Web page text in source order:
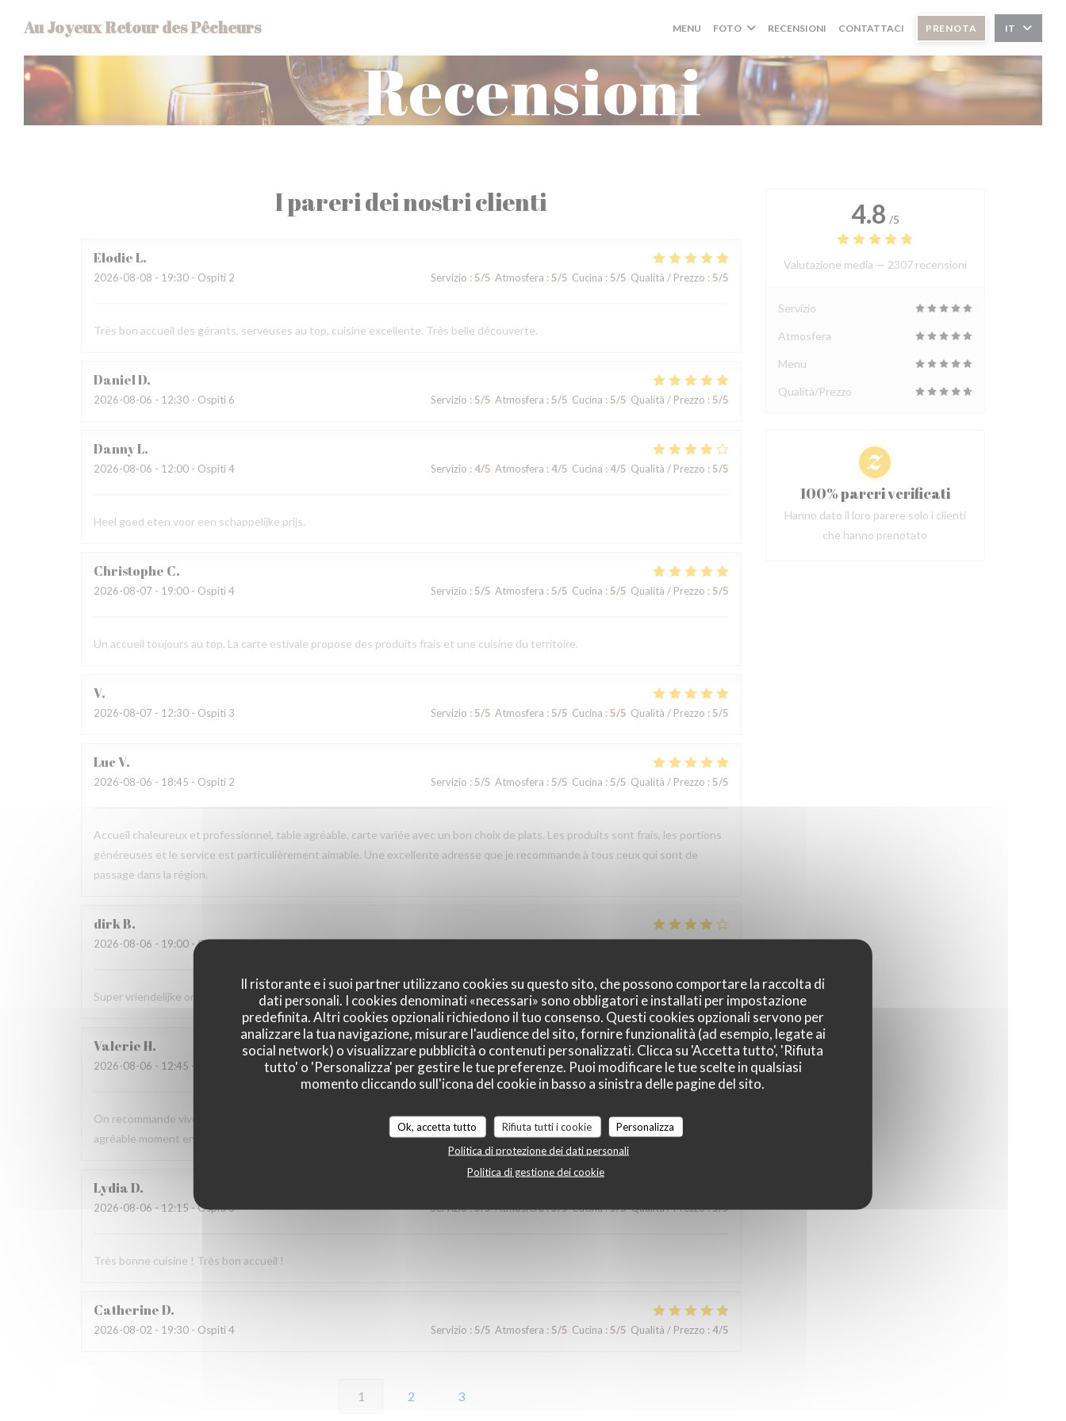
Il ristorante e i suoi partner utilizzano cookies su questo sito, che possono comportare la raccolta di
dati personali. I cookies denominati «necessari» sono obbligatori e installati per impostazione
predefinita. Altri cookies opzionali richiedono il tuo consenso. Questi cookies opzionali servono per
analizzare la tua navigazione, misurare l'audience del sito, fornire funzionalità (ad esempio, legate ai
social network) o visualizzare pubblicità o contenuti personalizzati. Clicca su 'Accetta tutto', 'Rifiuta
tutto' o 'Personalizza' per gestire le tue preferenze. Puoi modificare le tue scelte in qualsiasi
momento cliccando sull'icona del cookie in basso a sinistra delle pagine del sito.
Ok, accetta tutto Rifiuta tutti i cookie
Personalizza
Politica di protezione dei dati personali
Politica di gestione dei cookie
Au Joyeux Retour des Pêcheurs MENU FOTO RECENSIONI CONTATTACI PRENOTA IT
Recensioni
I pareri dei nostri clienti
ElodieL
2026-08-08 - 19:30 - Ospiti 2 Servizio : 5/5 Atmosfera : 5/5 Cucina : 5/5 Qualità / Prezzo : 5/5
Très bon accueil des gérants, serveuses au top, cuisine excellente. Très belle découverte.
DanielD
2026-08-06 - 12:30 - Ospiti 6 Servizio : 5/5 Atmosfera : 5/5 Cucina : 5/5 Qualità / Prezzo : 5/5
DannyL
2026-08-06 - 12:00 - Ospiti 4 Servizio : 4/5 Atmosfera : 4/5 Cucina : 4/5 Qualità / Prezzo : 5/5
Heel goed eten voor een schappelijke prijs.
Christophe C
2026-08-07 - 19:00 - Ospiti 4 Servizio : 5/5 Atmosfera : 5/5 Cucina : 5/5 Qualità / Prezzo : 5/5
Un accueil toujours au top. La carte estivale propose des produits frais et une cuisine du territoire.
V
2026-08-07 - 12:30 - Ospiti 3 Servizio : 5/5 Atmosfera : 5/5 Cucina : 5/5 Qualità / Prezzo : 5/5
LucV
2026-08-06 - 18:45 - Ospiti 2 Servizio : 5/5 Atmosfera : 5/5 Cucina : 5/5 Qualità / Prezzo : 5/5
Accueil chaleureux et professionnel, table agréable, carte variée avec un bon choix de plats. Les produits sont frais, les portions
généreuses et le service est particulièrement aimable. Une excellente adresse que je recommande à tous ceux qui sont de
passage dans la région.
dirkB
2026-08-06 - 19:00 - Ospiti 2 Servizio:5/5 Atmosfera:5/5 Cucina:4/5 Qualità / Prezzo:5/5
Super vriendelijke ontvagst, zeer goede prijs kwaliteit, aangenaam kader, een aanradee
ValerieH
2026-08-06 - 12:45 - Ospiti 4 Servizio: 5/5 Atmosfera:5/5 Cucina: 5/5 Qualità / Prezzo:5/5
On recommande vivement, carte avec du choix ,service rapide et personnels très agréable, prix raisonnables..merci pour cet
agréable moment en terrasse.
LydiaD
2026-08-06 - 12:15 - Ospiti 3 Servizio:5/5 Atmosfera:5/5 Cucina:5/5 Qualità / Prezzo:5/5
Très bonne cuisine ! Très bon accueil !
CatherineD
2026-08-02 - 19:30 - Ospiti 4 Servizio : 5/5 Atmosfera : 5/5 Cucina : 5/5 Qualità / Prezzo : 4/5
1 2 3
4.8 /5
Valutazione media — 2307 recensioni
Servizio
Atmosfera
Menu
Qualità/Prezzo
100% pareri verificati
Hanno dato il loro parere solo i clienti
che hanno prenotato